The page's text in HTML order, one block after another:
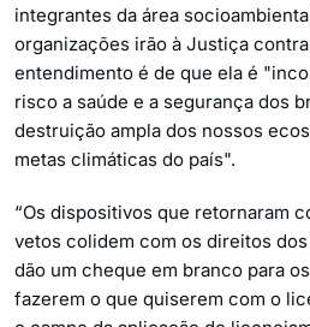
integrantes da área
organizações irão à Justiça
entendimento é de que ela é
risco a saúde e a segurança dos
destruição ampla dos nossos
metas climáticas do país".
“Os dispositivos que retornaram
vetos colidem com os direitos
dão um cheque em branco para
fazerem o que quiserem com o